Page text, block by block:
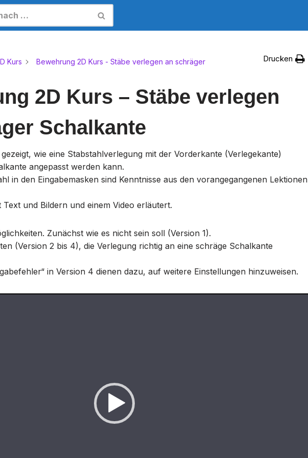
Kurs
Bewehrung 2D Kurs - Stäbe verlegen an schräger
Drucken
2D Kurs – Stäbe verlegen
Schalkante
wie eine Stabstahlverlegung mit der Vorderkante (Verlegekante)
angepasst werden kann.
in den Eingabemasken sind Kenntnisse aus den vorangegangenen Lektionen
und Bildern und einem Video erläutert.
Zunächst wie es nicht sein soll (Version 1).
(Version 2 bis 4), die Verlegung richtig an eine schräge Schalkante
in Version 4 dienen dazu, auf weitere Einstellungen hinzuweisen.